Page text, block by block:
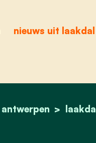
nieuws uit laakdal
antwerpen